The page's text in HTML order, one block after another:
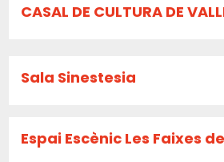
CASAL DE CULTURA DE
Sala Sinestesia
Espai Escènic Les Faixes